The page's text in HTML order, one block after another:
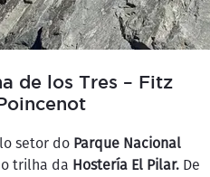
de los Tres – Fitz
setor do Parque Nacional
trilha da Hostería El Pilar. De